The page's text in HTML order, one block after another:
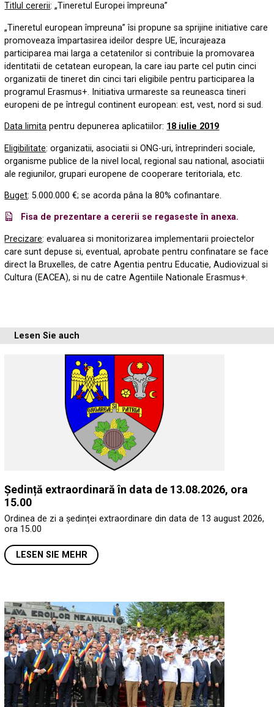
Titlul cererii: „Tineretul Europei împreuna”
„Tineretul european împreuna” îsi propune sa sprijine initiative care
promoveaza împartasirea ideilor despre UE, încurajeaza
participarea mai larga a cetatenilor si contribuie la promovarea
identitatii de cetatean european, la care iau parte cel putin cinci
organizatii de tineret din cinci tari eligibile pentru participarea la
programul Erasmus+. Initiativa urmareste sa reuneasca tineri
europeni de pe întregul continent european: est, vest, nord si sud.
Data limita pentru depunerea aplicatiilor: 18 iulie 2019
Eligibilitate: organizatii, asociatii si ONG-uri, întreprinderi sociale,
organisme publice de la nivel local, regional sau national, asociatii
ale regiunilor, grupari europene de cooperare teritoriala, etc.
Buget: 5.000.000 €; se acorda pâna la 80% cofinantare.
Fisa de prezentare a cererii se regaseste în anexa.
Precizare: evaluarea si monitorizarea implementarii proiectelor
care sunt depuse si, eventual, aprobate pentru confinatare se face
direct la Bruxelles, de catre Agentia pentru Educatie, Audiovizual si
Cultura (EACEA), si nu de catre Agentiile Nationale Erasmus+.
Lesen Sie auch
Ședință extraordinară în data de 13.08.2026, ora
15.00
Ordinea de zi a ședinței extraordinare din data de 13 august 2026,
ora 15.00
LESEN SIE MEHR